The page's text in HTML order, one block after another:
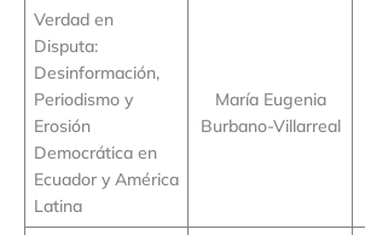
Verdad en
Disputa:
Desinformación,
Periodismo y
Erosión
Democrática en
Ecuador y América
Latina
María Eugenia
Burbano-Villarreal